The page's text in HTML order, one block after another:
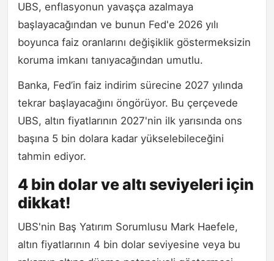
UBS, enflasyonun yavaşça azalmaya
başlayacağından ve bunun Fed'e 2026 yılı
boyunca faiz oranlarını değişiklik göstermeksizin
koruma imkanı tanıyacağından umutlu.
Banka, Fed’in faiz indirim sürecine 2027 yılında
tekrar başlayacağını öngörüyor. Bu çerçevede
UBS, altın fiyatlarının 2027'nin ilk yarısında ons
başına 5 bin dolara kadar yükselebileceğini
tahmin ediyor.
4 bin dolar ve altı seviyeleri için
dikkat!
UBS'nin Baş Yatırım Sorumlusu Mark Haefele,
altın fiyatlarının 4 bin dolar seviyesine veya bu